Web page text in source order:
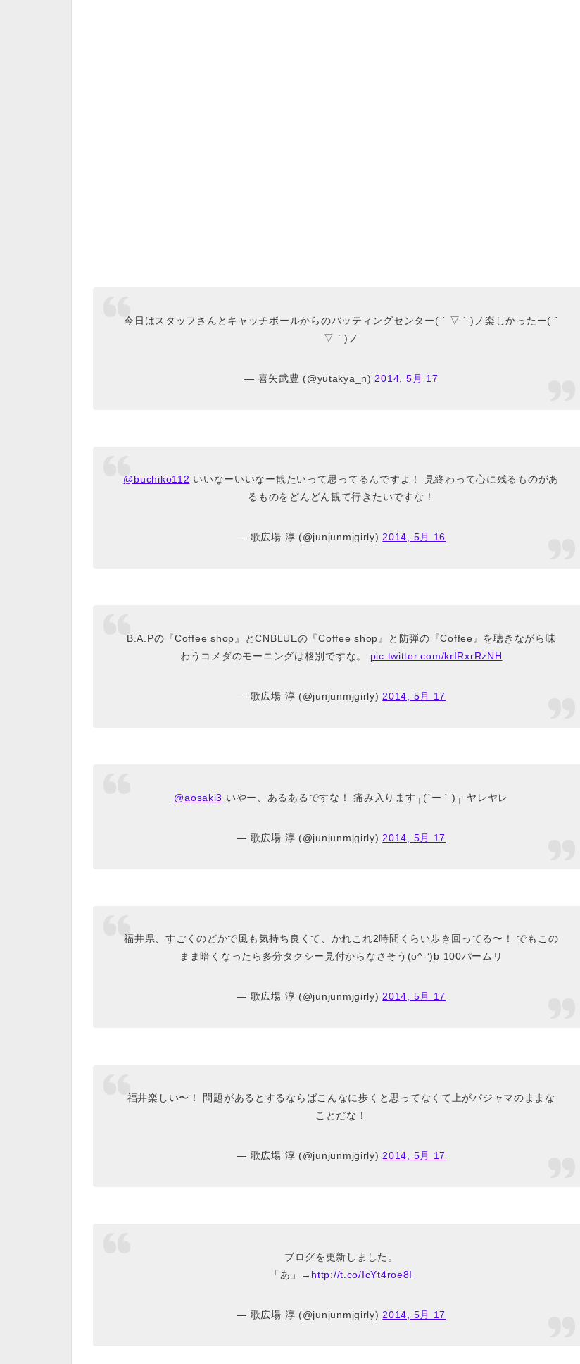
今日はスタッフさんとキャッチボールからのバッティングセンター( ´ ▽ ` )ノ楽しかったー( ´
▽ ` )ノ
— 喜矢武豊 (@yutakya_n) 2014, 5月 17
@buchiko112 いいなーいいなー観たいって思ってるんですよ！ 見終わって心に残るものがあ
るものをどんどん観て行きたいですな！
— 歌広場 淳 (@junjunmjgirly)2014, 5月 16
B.A.Pの『Coffee shop』とCNBLUEの『Coffee shop』と防弾の『Coffee』を聴きながら味
わうコメダのモーニングは格別ですな。 pic.twitter.com/krIRxrRzNH
— 歌広場 淳 (@junjunmjgirly) 2014, 5月 17
@aosaki3 いやー、あるあるですな！ 痛み入ります┐(´ー｀)┌ ヤレヤレ
— 歌広場 淳 (@junjunmjgirly) 2014, 5月 17
福井県、すごくのどかで風も気持ち良くて、かれこれ2時間くらい歩き回ってる〜！ でもこの
まま暗くなったら多分タクシー見付からなさそう(o^-‘)b 100パームリ
— 歌広場 淳 (@junjunmjgirly)2014, 5月 17
福井楽しい〜！ 問題があるとするならばこんなに歩くと思ってなくて上がパジャマのままな
ことだな！
— 歌広場 淳 (@junjunmjgirly) 2014, 5月 17
ブログを更新しました。
「あ」→ http://t.co/IcYt4roe8I
— 歌広場 淳 (@junjunmjgirly) 2014, 5月 17